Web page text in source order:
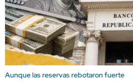
Aunque las reservas rebotaron fuerte